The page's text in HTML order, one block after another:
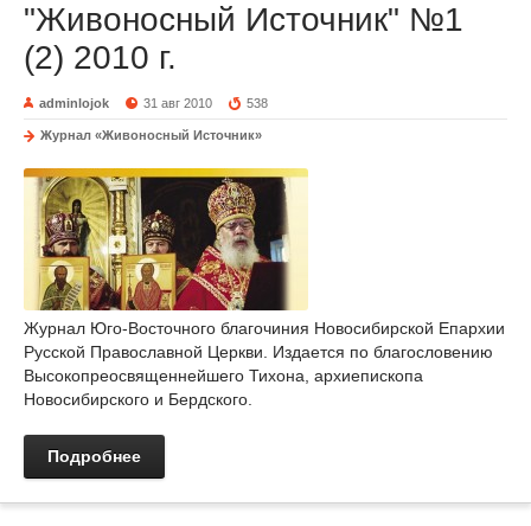
"Живоносный Источник" №1
(2) 2010 г.
adminlojok 31 авг 2010 538
Журнал «Живоносный Источник»
Журнал Юго-Восточного благочиния Новосибирской Епархии
Русской Православной Церкви. Издается по благословению
Высокопреосвященнейшего Тихона, архиепископа
Новосибирского и Бердского.
Подробнее